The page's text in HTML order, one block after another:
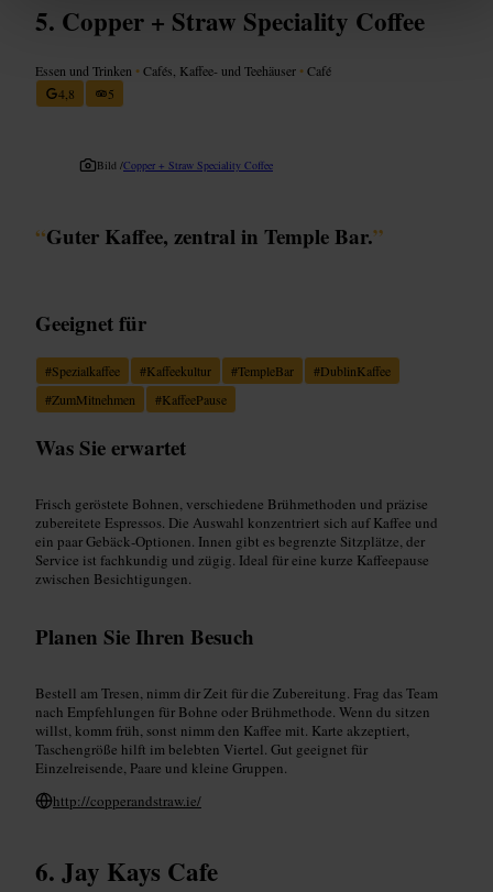
Copper + Straw Speciality Coffee
Essen und Trinken •Cafés, Kaffee- und Teehäuser •Café
4,8
5
Bild /Copper + Straw Speciality Coffee
“Guter Kaffee, zentral in Temple Bar.”
Geeignet für
#Spezialkaffee #Kaffeekultur #TempleBar #DublinKaffee
#ZumMitnehmen #KaffeePause
Was Sie erwartet
Frisch geröstete Bohnen, verschiedene Brühmethoden und präzise
zubereitete Espressos. Die Auswahl konzentriert sich auf Kaffee und
ein paar Gebäck‑Optionen. Innen gibt es begrenzte Sitzplätze, der
Service ist fachkundig und zügig. Ideal für eine kurze Kaffeepause
zwischen Besichtigungen.
Planen Sie Ihren Besuch
Bestell am Tresen, nimm dir Zeit für die Zubereitung. Frag das Team
nach Empfehlungen für Bohne oder Brühmethode. Wenn du sitzen
willst, komm früh, sonst nimm den Kaffee mit. Karte akzeptiert,
Taschengröße hilft im belebten Viertel. Gut geeignet für
Einzelreisende, Paare und kleine Gruppen.
http://copperandstraw.ie/
Jay Kays Cafe